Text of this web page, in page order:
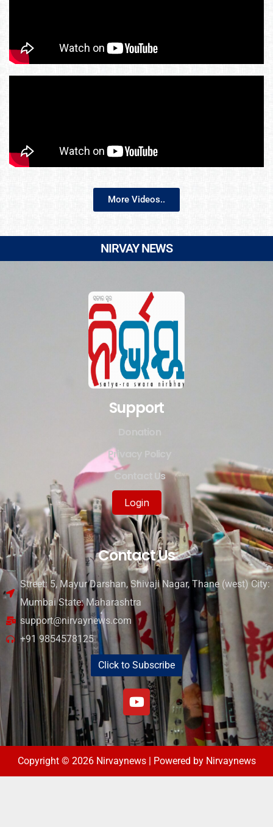
More Videos..
NIRVAY NEWS
Support
Privacy Policy
Contact Us
Login
Contact Us
Street: 5, Mayur Darshan, Shivaji Nagar, Thane (west) City:
Mumbai State: Maharashtra
support@nirvaynews.com
+91 9854578125
Click to Subscribe
Copyright © 2026 Nirvaynews | Powered by Nirvaynews